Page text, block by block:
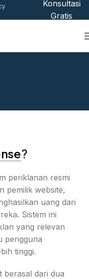
Konsultasi
Gratis
?
periklanan resmi
pemilik website,
uang dari
Sistem ini
yang relevan
pengguna
tinggi.
berasal dari dua